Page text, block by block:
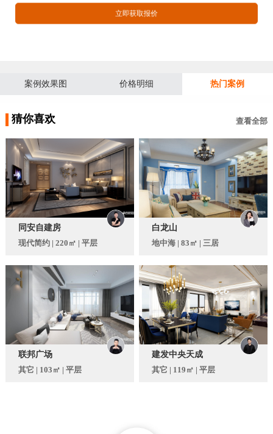
立即获取报价
案例效果图 价格明细 热门案例
猜你喜欢 查看全部
同安自建房
现代简约 | 220㎡ | 平层
白龙山
地中海 | 83㎡ | 三居
联邦广场
其它 | 103㎡ | 平层
建发中央天成
其它 | 119㎡ | 平层